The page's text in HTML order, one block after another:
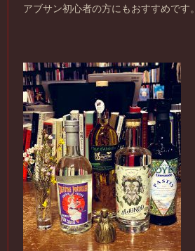
アブサン初心者の方にもおすすめです。